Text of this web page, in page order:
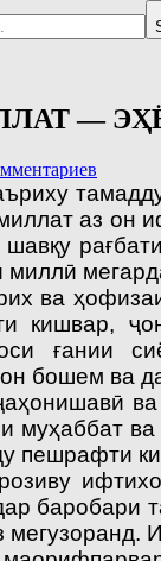
—
аз он
миллӣ
ва ҳофизаи
кишвар,
ғании
бошем ва
ва
муҳаббат
пешрафти
ифтихор
баробари